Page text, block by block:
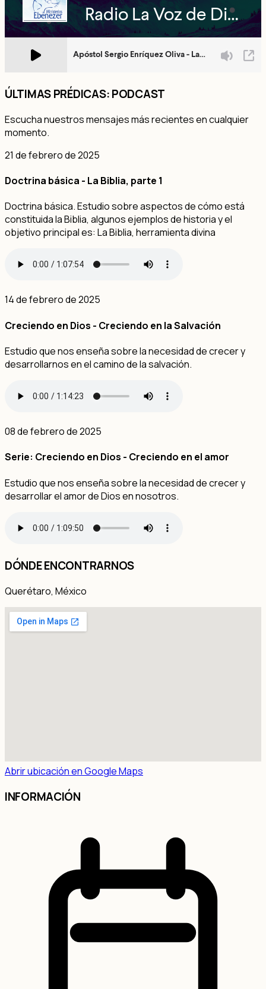
ÚLTIMAS PRÉDICAS: PODCAST
Escucha nuestros mensajes más recientes en cualquier
momento.
21 de febrero de 2025
Doctrina básica - La Biblia, parte 1
Doctrina básica. Estudio sobre aspectos de cómo está
constituida la Biblia, algunos ejemplos de historia y el
objetivo principal es: La Biblia, herramienta divina
14 de febrero de 2025
Creciendo en Dios - Creciendo en la Salvación
Estudio que nos enseña sobre la necesidad de crecer y
desarrollarnos en el camino de la salvación.
08 de febrero de 2025
Serie: Creciendo en Dios - Creciendo en el amor
Estudio que nos enseña sobre la necesidad de crecer y
desarrollar el amor de Dios en nosotros.
DÓNDE ENCONTRARNOS
Querétaro, México
Abrir ubicación en Google Maps
INFORMACIÓN